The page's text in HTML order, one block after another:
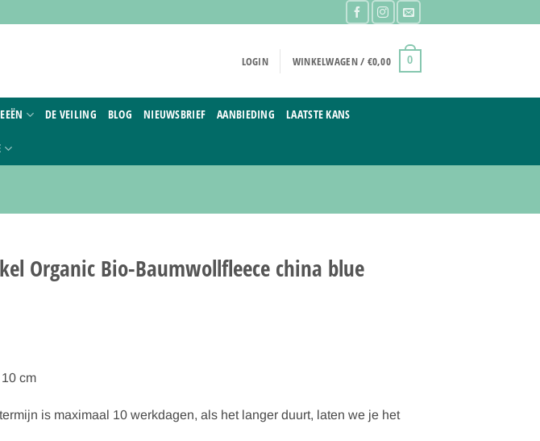
LOGIN WINKELWAGEN / €0,00 0
DE VEILING BLOG NIEUWSBRIEF AANBIEDING LAATSTE KANS
Organic Bio-Baumwollfleece china blue
cm
is maximaal 10 werkdagen, als het langer duurt, laten we je het